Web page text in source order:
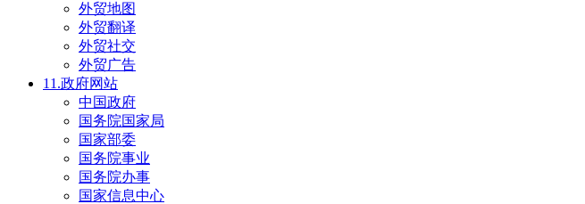
外贸地图
外贸翻译
外贸社交
外贸广告
11.政府网站
中国政府
国务院国家局
国家部委
国务院事业
国务院办事
国家信息中心